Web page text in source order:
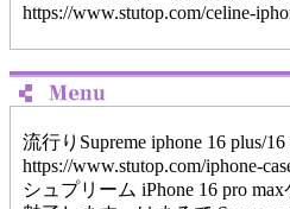
https://www.stutop.com/celine-
流行りSupreme iphone 16 plus/
https://www.stutop.com/iphone-
シュプリーム iPhone 16 pro